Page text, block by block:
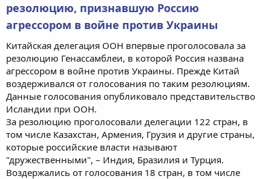
резолюцию, признавшую Россию
агрессором в войне против Украины
Китайская делегация ООН впервые проголосовала за
резолюцию Генассамблеи, в которой Россия названа
агрессором в войне против Украины. Прежде Китай
воздерживался от голосования по таким резолюциям.
Данные голосования опубликовало представительство
Исландии при ООН.
За резолюцию проголосовали делегации 122 стран, в
том числе Казахстан, Армения, Грузия и другие страны,
которые российские власти называют
"дружественными", – Индия, Бразилия и Турция.
Воздержались от голосования 18 стран, в том числе